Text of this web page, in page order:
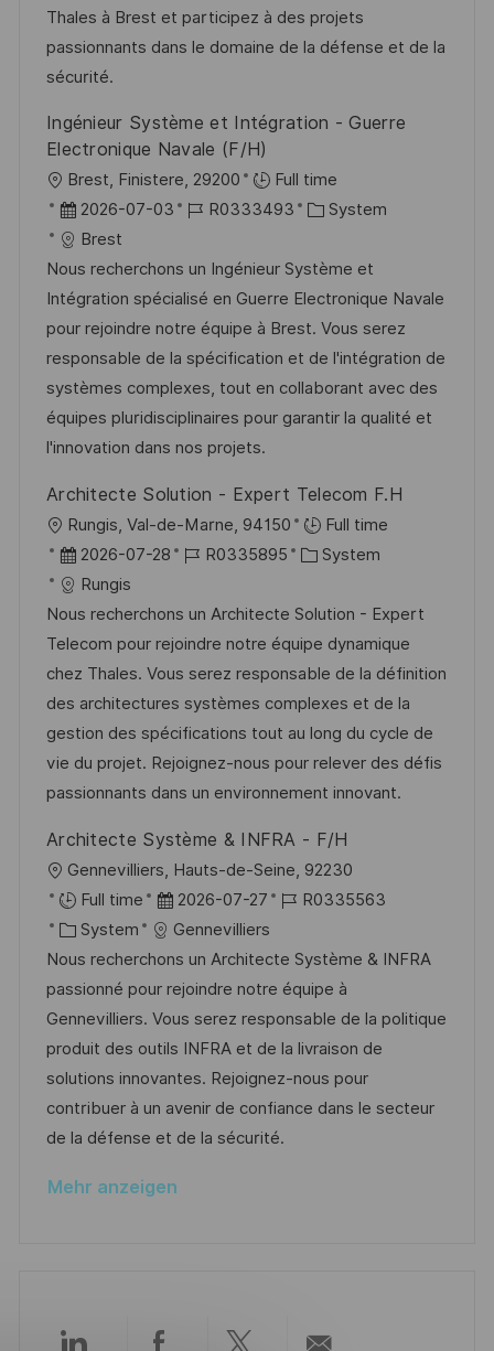
h
u
n
g
e
r
V
r
f
e
c
h
n
g
r
i
Thales à Brest et participez à des projets
passionnants dans le domaine de la défense et de la
sécurité.
Ingénieur Système et Intégration - Guerre
Electronique Navale (F/H)
O
r
t
Brest, Finistere, 29200
Full time
D
a
t
u
m
d
e
r
V
r
ö
f
f
e
n
t
l
i
c
h
u
n
g
2026-07-03
J
b
-
I
D
R0333493
K
t
e
g
o
r
i
System
Brest
Nous recherchons un Ingénieur Système et
Intégration spécialisé en Guerre Electronique Navale
pour rejoindre notre équipe à Brest. Vous serez
responsable de la spécification et de l'intégration de
systèmes complexes, tout en collaborant avec des
équipes pluridisciplinaires pour garantir la qualité et
l'innovation dans nos projets.
Architecte Solution - Expert Telecom F.H
O
r
t
Rungis, Val-de-Marne, 94150
Full time
D
a
t
u
m
d
e
r
V
r
ö
f
f
e
n
t
l
i
c
h
u
2026-07-28
J
b
-
I
D
R0335895
K
t
e
g
o
r
i
e
System
Rungis
Nous recherchons un Architecte Solution - Expert
Telecom pour rejoindre notre équipe dynamique
chez Thales. Vous serez responsable de la définition
des architectures systèmes complexes et de la
gestion des spécifications tout au long du cycle de
vie du projet. Rejoignez-nous pour relever des défis
passionnants dans un environnement innovant.
Architecte Système & INFRA - F/H
O
r
t
Gennevilliers, Hauts-de-Seine, 92230
Full time
D
a
t
u
m
d
e
r
V
r
n
2026-07-27
J
b
-
I
D
R0335563
K
a
t
e
g
o
r
i
System
Gennevilliers
Nous recherchons un Architecte Système & INFRA
passionné pour rejoindre notre équipe à
Gennevilliers. Vous serez responsable de la politique
produit des outils INFRA et de la livraison de
solutions innovantes. Rejoignez-nous pour
contribuer à un avenir de confiance dans le secteur
de la défense et de la sécurité.
Mehr anzeigen